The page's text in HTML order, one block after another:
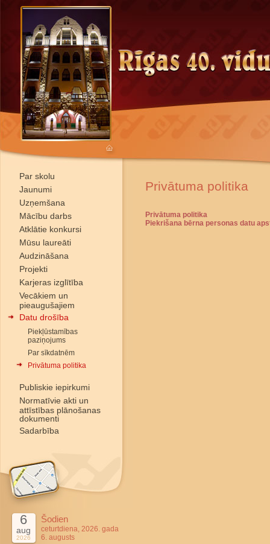
Par skolu
Jaunumi
Uzņemšana
Mācību darbs
Atklātie konkursi
Mūsu laureāti
Audzināšana
Projekti
Karjeras izglītība
Vecākiem un
pieaugušajiem
Datu drošība
Piekļūstamības
paziņojums
Par sīkdatnēm
Privātuma politika
Publiskie iepirkumi
Normatīvie akti un
attīstības plānošanas
dokumenti
Sadarbība
6
aug
2026
Šodien
ceturtdiena, 2026. gada
6. augusts
Privātuma politika
Privātuma politika
Piekrišana bērna personas datu